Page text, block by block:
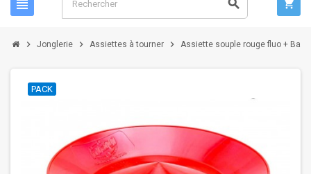
view_headline search shopping_cart
chevron_right Jonglerie chevron_right Assiettes à tourner chevron_right Assiette souple rouge fluo +
PACK